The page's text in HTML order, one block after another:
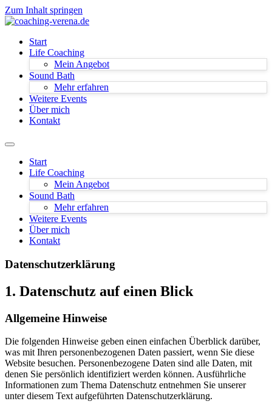
Zum Inhalt springen
Start
Life Coaching
Mein Angebot
Sound Bath
Mehr erfahren
Weitere Events
Über mich
Kontakt
Start
Life Coaching
Mein Angebot
Sound Bath
Mehr erfahren
Weitere Events
Über mich
Kontakt
Datenschutz­erklärung
1. Datenschutz auf einen Blick
Allgemeine Hinweise
Die folgenden Hinweise geben einen einfachen Überblick darüber,
was mit Ihren personenbezogenen Daten passiert, wenn Sie diese
Website besuchen. Personenbezogene Daten sind alle Daten, mit
denen Sie persönlich identifiziert werden können. Ausführliche
Informationen zum Thema Datenschutz entnehmen Sie unserer
unter diesem Text aufgeführten Datenschutzerklärung.